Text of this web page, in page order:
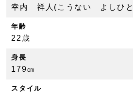
幸内 祥人(こうない よしひ
年齢
22歳
身長
179㎝
スタイル